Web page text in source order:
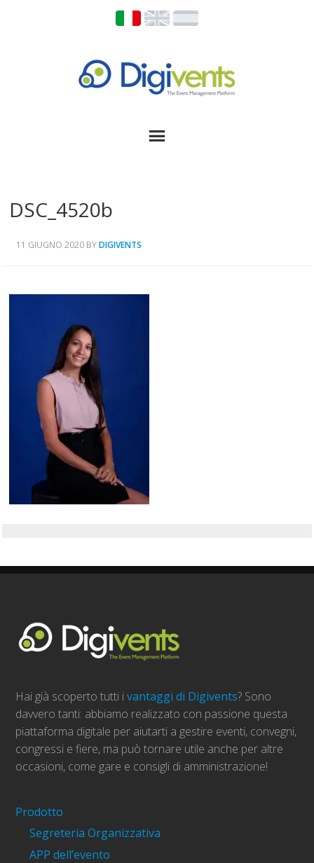
DSC_4520b
11 GIUGNO 2020 BYDIGIVENTS
Hai già scoperto tutti ivantaggi di Digivents? Sono
davvero tanti: abbiamo realizzato con passione questa
piattaforma digitale per aiutarti a gestire eventi, convegni,
congressi e fiere, ma può tornare utile anche per altre
occasioni, come gare e consigli di amministrazione!
Prodotto
Segreteria Organizzativa
APP dell’evento